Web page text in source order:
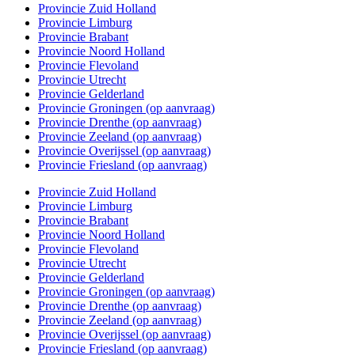
Provincie Zuid Holland
Provincie Limburg
Provincie Brabant
Provincie Noord Holland
Provincie Flevoland
Provincie Utrecht
Provincie Gelderland
Provincie Groningen (op aanvraag)
Provincie Drenthe (op aanvraag)
Provincie Zeeland (op aanvraag)
Provincie Overijssel (op aanvraag)
Provincie Friesland (op aanvraag)
Provincie Zuid Holland
Provincie Limburg
Provincie Brabant
Provincie Noord Holland
Provincie Flevoland
Provincie Utrecht
Provincie Gelderland
Provincie Groningen (op aanvraag)
Provincie Drenthe (op aanvraag)
Provincie Zeeland (op aanvraag)
Provincie Overijssel (op aanvraag)
Provincie Friesland (op aanvraag)